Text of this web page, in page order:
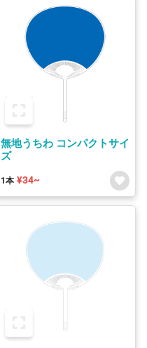
無地うちわ コンパクトサイ
ズ
1本 ¥34~